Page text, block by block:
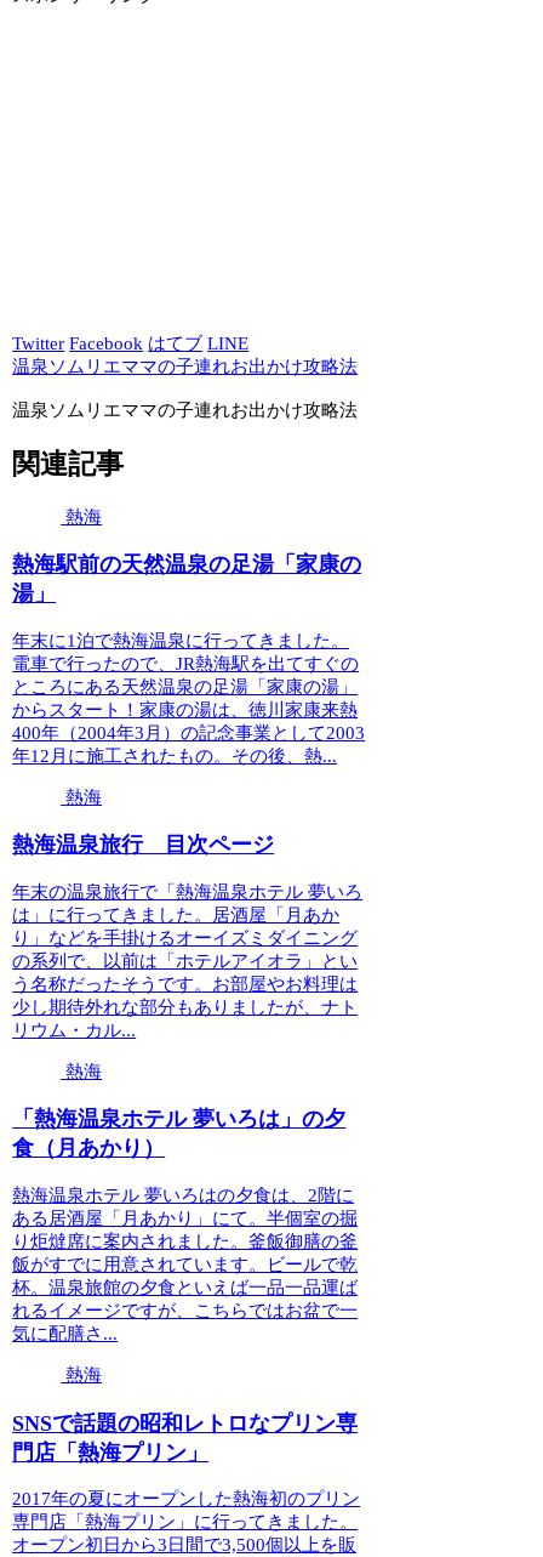
Twitter Facebook はてブ LINE
温泉ソムリエママの子連れお出かけ攻略法
温泉ソムリエママの子連れお出かけ攻略法
関連記事
熱海
熱海駅前の天然温泉の足湯「家康の
湯」
年末に1泊で熱海温泉に行ってきました。
電車で行ったので、JR熱海駅を出てすぐの
ところにある天然温泉の足湯「家康の湯」
からスタート！家康の湯は、徳川家康来熱
400年（2004年3月）の記念事業として2003
年12月に施工されたもの。その後、熱...
熱海
熱海温泉旅行 目次ページ
年末の温泉旅行で「熱海温泉ホテル 夢いろ
は」に行ってきました。居酒屋「月あか
り」などを手掛けるオーイズミダイニング
の系列で、以前は「ホテルアイオラ」とい
う名称だったそうです。お部屋やお料理は
少し期待外れな部分もありましたが、ナト
リウム・カル...
熱海
「熱海温泉ホテル 夢いろは」の夕
食（月あかり）
熱海温泉ホテル 夢いろはの夕食は、2階に
ある居酒屋「月あかり」にて。半個室の掘
り炬燵席に案内されました。釜飯御膳の釜
飯がすでに用意されています。ビールで乾
杯。温泉旅館の夕食といえば一品一品運ば
れるイメージですが、こちらではお盆で一
気に配膳さ...
熱海
SNSで話題の昭和レトロなプリン専
門店「熱海プリン」
2017年の夏にオープンした熱海初のプリン
専門店「熱海プリン」に行ってきました。
オープン初日から3日間で3,500個以上を販